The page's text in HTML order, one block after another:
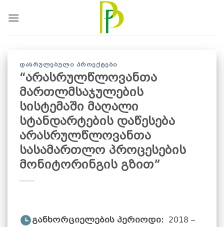
ᲓᲐᲡᲠᲣᲚᲔᲑᲣᲚᲘ ᲞᲠᲝᲔᲥᲢᲔᲑᲘ
“არასრულწლოვანთა
მართლმსაჯულების
სისტემაში მაღალი
სტანდარტების დაწესება
არასრულწლოვანთა
სასამართლო პროცესების
მონიტორინგის გზით”
განხორციელების პერიოდი: 2018 –